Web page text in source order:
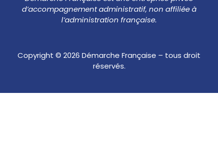
d’accompagnement administratif, non affiliée à
l’administration française.
Copyright © 2026 Démarche Française – tous droit
réservés.